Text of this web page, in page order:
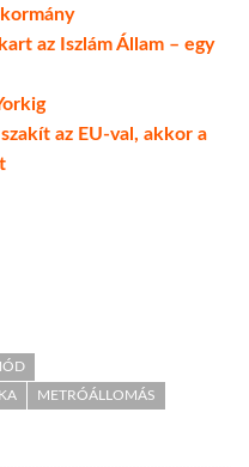
az Iszlám Állam – egy
az EU-val, akkor a
METRÓÁLLOMÁS